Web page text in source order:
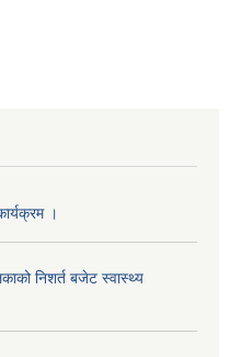
।
निशर्त बजेट स्वास्थ्य